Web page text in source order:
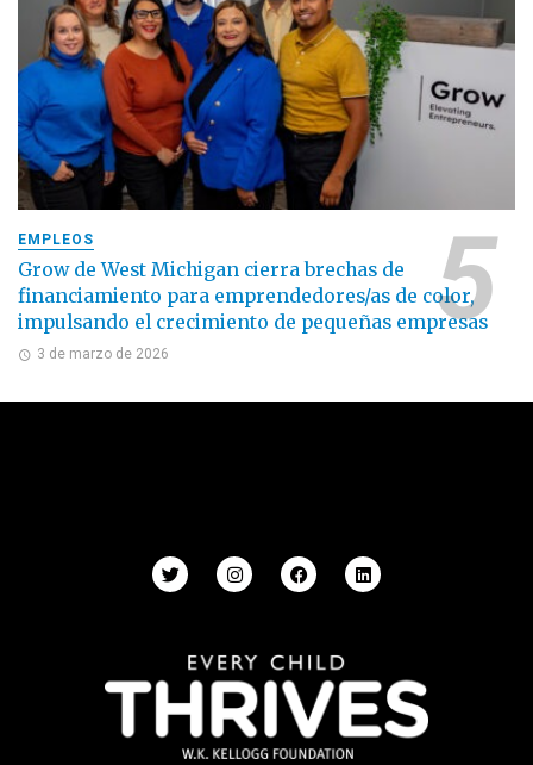
EMPLEOS
Grow de West Michigan cierra brechas de
financiamiento para emprendedores/as de color,
impulsando el crecimiento de pequeñas empresas
3 de marzo de 2026